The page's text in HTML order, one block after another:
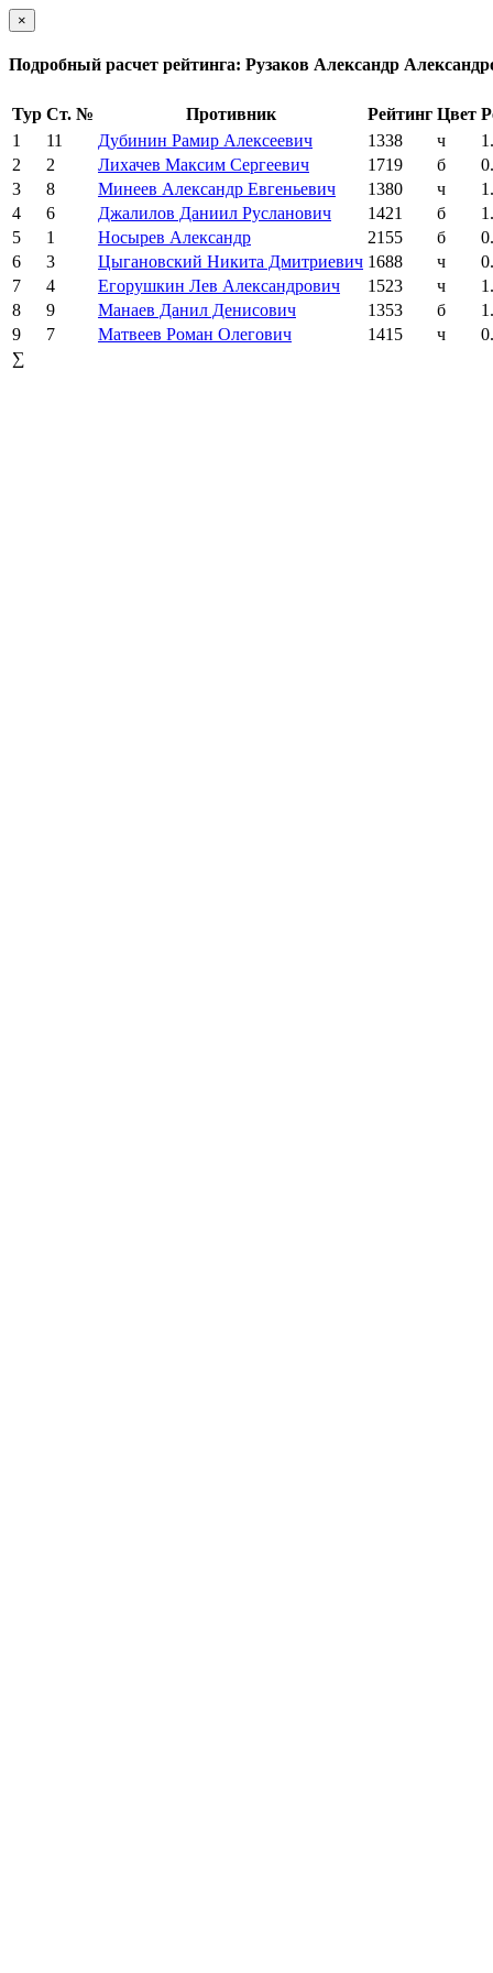
×
Подробный расчет рейтинга: Рузаков Александр
Тур Ст. № Противник Рейтинг Цвет
1
11 Дубинин Рамир Алексеевич 1338 ч
2
2 Лихачев Максим Сергеевич 1719 б
3
8 Минеев Александр Евгеньевич 1380 ч
4
6 Джалилов Даниил Русланович 1421 б
5
1 Носырев Александр 2155 б
6
3 Цыгановский Никита Дмитриевич 1688 ч
7
4 Егорушкин Лев Александрович 1523 ч
8
9 Манаев Данил Денисович 1353 б
9
7 Матвеев Роман Олегович 1415 ч
∑